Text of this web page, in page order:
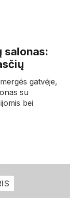
salonas:
gatvėje,
su
bei